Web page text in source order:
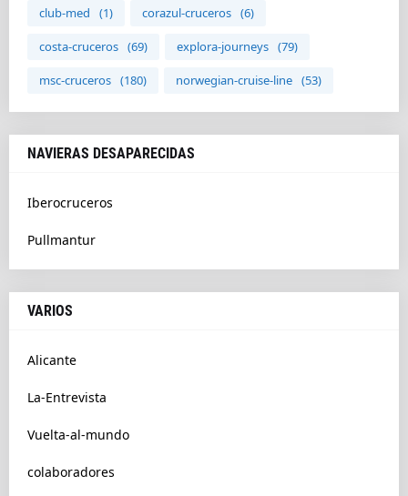
club-med (1) corazul-cruceros (6)
costa-cruceros (69) explora-journeys (79)
msc-cruceros (180) norwegian-cruise-line (53)
NAVIERAS DESAPARECIDAS
Iberocruceros
Pullmantur
VARIOS
Alicante
La-Entrevista
Vuelta-al-mundo
colaboradores